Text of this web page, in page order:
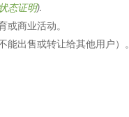
态证明).
或商业活动。
能出售或转让给其他用户）。